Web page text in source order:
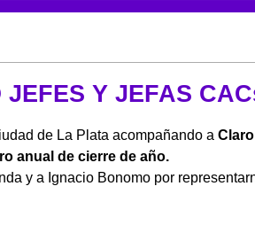
JEFES Y JEFAS
de La Plata acompañando a Claro
anual de cierre de año.
y a Ignacio Bonomo por